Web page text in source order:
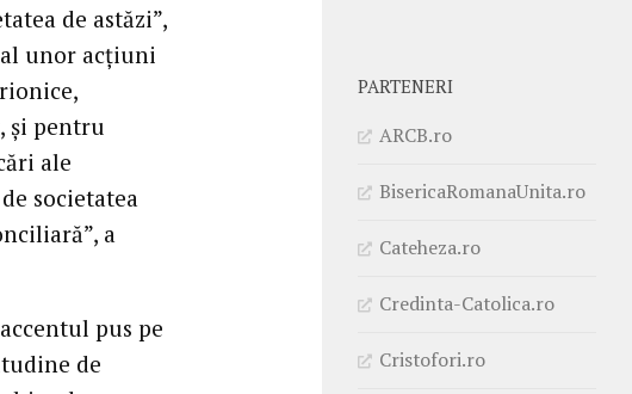
de astăzi”,
unor acţiuni
şi pentru
ale
societatea
a
pus pe
de
PARTENERI
ARCB.ro
BisericaRomanaUnita.ro
Cateheza.ro
Credinta-Catolica.ro
Cristofori.ro